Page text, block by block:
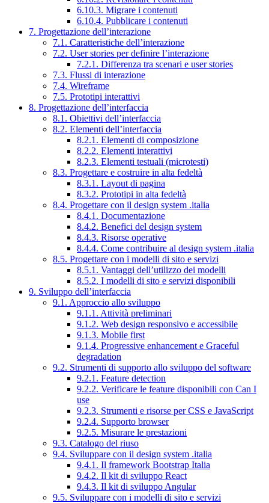
6.10.3. Migrare i contenuti
6.10.4. Pubblicare i contenuti
7. Progettazione dell’interazione
7.1. Caratteristiche dell’interazione
7.2. User stories per definire l’interazione
7.2.1. Differenza tra scenari e user stories
7.3. Flussi di interazione
7.4. Wireframe
7.5. Prototipi interattivi
8. Progettazione dell’interfaccia
8.1. Obiettivi dell’interfaccia
8.2. Elementi dell’interfaccia
8.2.1. Elementi di composizione
8.2.2. Elementi interattivi
8.2.3. Elementi testuali (microtesti)
8.3. Progettare e costruire in alta fedeltà
8.3.1. Layout di pagina
8.3.2. Prototipi in alta fedeltà
8.4. Progettare con il design system .italia
8.4.1. Documentazione
8.4.2. Benefici del design system
8.4.3. Risorse operative
8.4.4. Come contribuire al design system .italia
8.5. Progettare con i modelli di sito e servizi
8.5.1. Vantaggi dell’utilizzo dei modelli
8.5.2. I modelli di sito e servizi disponibili
9. Sviluppo dell’interfaccia
9.1. Approccio allo sviluppo
9.1.1. Attività preliminari
9.1.2. Web design responsivo e accessibile
9.1.3. Mobile first
9.1.4. Progressive enhancement e Graceful
degradation
9.2. Strumenti di supporto allo sviluppo del software
9.2.1. Feature detection
9.2.2. Verificare le feature disponibili con Can I
use
9.2.3. Strumenti e risorse per CSS e JavaScript
9.2.4. Supporto browser
9.2.5. Misurare le prestazioni
9.3. Catalogo del riuso
9.4. Sviluppare con il design system .italia
9.4.1. Il framework Bootstrap Italia
9.4.2. Il kit di sviluppo React
9.4.3. Il kit di sviluppo Angular
9.5. Sviluppare con i modelli di sito e servizi